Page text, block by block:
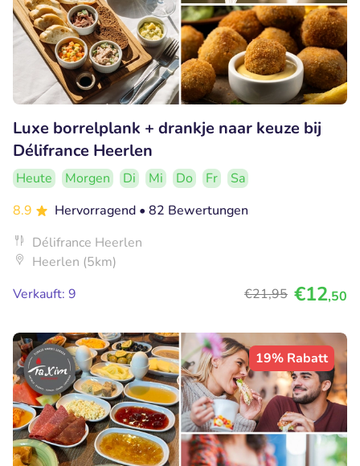
Luxe borrelplank + drankje naar keuze bij
Délifrance Heerlen
Heute Morgen Di Mi Do Fr
Sa
8.9
Hervorragend • 82 Bewertungen
Délifrance Heerlen
Heerlen (5km)
Verkauft: 9
€21,95 €12,50
19% Rabatt